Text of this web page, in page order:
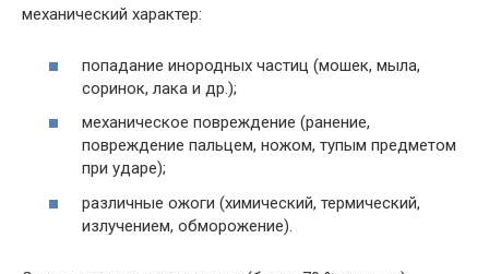
механический характер:
попадание инородных частиц (мошек, мыла,
соринок, лака и др.);
механическое повреждение (ранение,
повреждение пальцем, ножом, тупым предметом
при ударе);
различные ожоги (химический, термический,
излучением, обморожение).